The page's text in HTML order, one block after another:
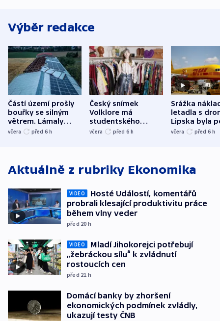
Výběr redakce
Částí území prošly
bouřky se silným
větrem. Lámaly
stromy a poničily
včera před 6 h
Český snímek
Volklore má
studentského
Oscara, zabojuje o
včera před 6 h
Srážka
letadla s
Lipska byla
německého
včera před 6 h
Aktuálně z rubriky Ekonomika
VIDEO
Hosté Událostí, komentářů
probrali klesající produktivitu práce
během vlny veder
před 20 h
VIDEO
Mladí Jihokorejci potřebují
„žebráckou sílu“ k zvládnutí
rostoucích cen
před 21 h
Domácí banky by zhoršení
ekonomických podmínek zvládly,
ukazují testy ČNB